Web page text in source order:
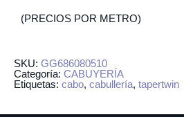
(PRECIOS POR METRO)
SKU: GG686080510
Categoría: CABUYERÍA
Etiquetas: cabo, cabullería, tapertwin